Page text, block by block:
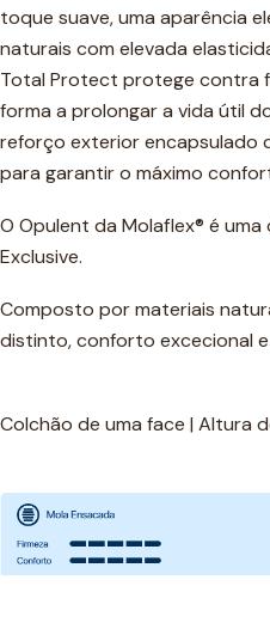
toque suave, uma aparência
naturais com elevada
Total Protect protege contra
forma a prolongar a vida útil
reforço exterior encapsulado
para garantir o máximo
O Opulent da Molaflex® é
Exclusive.
Composto por materiais
distinto, conforto excecional
Colchão de uma face | Altura